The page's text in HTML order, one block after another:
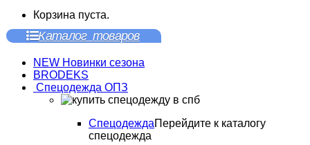
Корзина пуста.
Каталог товаров
NEW Новинки сезона
BRODEKS
Спецодежда ОПЗ
СпецодеждаПерейдите к каталогу
спецодежда